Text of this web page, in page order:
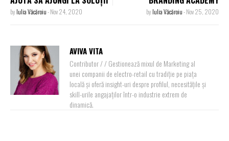
byIulia Văcăroiu-Nov 24, 2020 byIulia Văcăroiu-Nov 25, 2020
AVIVA VITA
Contributor / / Gestionează mixul de Marketing al
unei companii de electro-retail cu tradiție pe piața
locală și oferă insight-uri despre profilul, necesitățile și
skill-urile angajaților într-o industrie extrem de
dinamică.